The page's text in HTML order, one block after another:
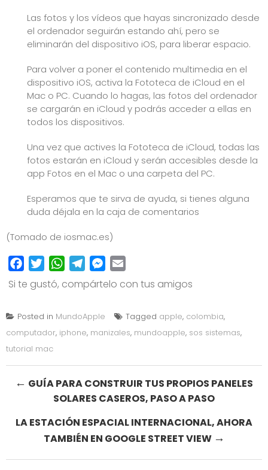
Las fotos y los vídeos que hayas sincronizado desde
el ordenador seguirán estando ahí, pero se
eliminarán del dispositivo iOS, para liberar espacio.
Para volver a poner el contenido multimedia en el
dispositivo iOS, activa la Fototeca de iCloud en el
Mac o PC. Cuando lo hagas, las fotos del ordenador
se cargarán en iCloud y podrás acceder a ellas en
todos los dispositivos.
Una vez que actives la Fototeca de iCloud, todas las
fotos estarán en iCloud y serán accesibles desde la
app Fotos en el Mac o una carpeta del PC.
Esperamos que te sirva de ayuda, si tienes alguna
duda déjala en la caja de comentarios
(Tomado de iosmac.es)
FacebookTwitterWhatsApp
TelegramMessenger
Si te gustó, compártelo con tus amigos
Posted in MundoApple Tagged apple, colombia,
computador, iphone, manizales, mundoapple, sos sistemas,
tutorial mac
Post
navigation
← GUÍA PARA CONSTRUIR TUS PROPIOS PANELES
SOLARES CASEROS, PASO A PASO
LA ESTACIÓN ESPACIAL INTERNACIONAL, AHORA
TAMBIÉN EN GOOGLE STREET VIEW →